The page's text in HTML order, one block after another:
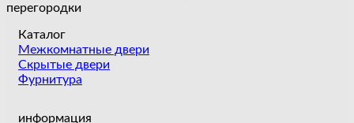
перегородки
Каталог
Межкомнатные двери
Скрытые двери
Фурнитура
информация